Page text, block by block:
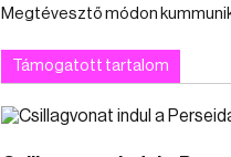
Megtévesztő módon
Támogatott tartalom